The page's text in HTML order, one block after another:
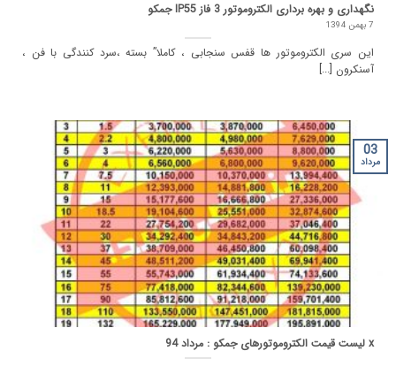
نگهداری و بهره برداری الکتروموتور 3 فاز IP55 جمکو
7 بهمن 1394
این سری الکتروموتور ها قفس سنجابی ، کاملا” بسته ،سرد کنندگی با فن ،
آسنکرون [...]
x لیست قیمت الکتروموتورهای جمکو : مرداد 94
03
مرداد